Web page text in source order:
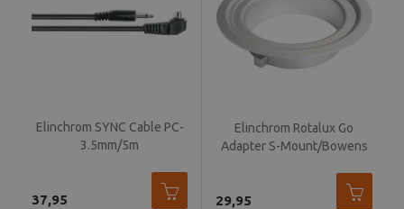
Elinchrom SYNC Cable PC-
3.5mm/5m
37,95
Elinchrom Rotalux Go
Adapter S-Mount/Bowens
29,95